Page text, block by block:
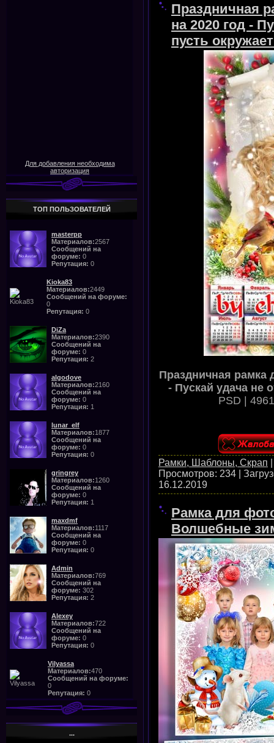
Для добавления необходима
авторизация
ТОП ПОЛЬЗОВАТЕЛЕЙ
masterpp
Материалов:2567
Сообщений на
форуме: 0
Репутация: 0
Kioka83
Материалов:2449
Сообщений на форуме:
0
Репутация: 0
DiZa
Материалов:2390
Сообщений на
форуме: 0
Репутация: 2
algodove
Материалов:2160
Сообщений на
форуме: 0
Репутация: 1
lunar_elf
Материалов:1877
Сообщений на
форуме: 0
Репутация: 0
gringrey
Материалов:1260
Сообщений на
форуме: 0
Репутация: 1
maxdmf
Материалов:1117
Сообщений на
форуме: 0
Репутация: 0
Admin
Материалов:769
Сообщений на
форуме: 302
Репутация: 2
Alexey
Материалов:722
Сообщений на
форуме: 0
Репутация: 0
Vilyassa
Материалов:470
Сообщений на форуме:
0
Репутация: 0
...
Праздничная
на 2020 год -
пусть
Праздничная рамка
- Пускай удача не
PSD |
Рамки, Шаблоны, Скрап
Просмотров: 234
16.12.2019
Рамка для
Волшебные